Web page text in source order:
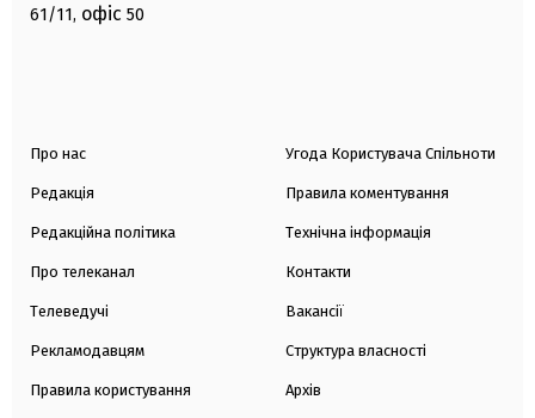
61/11, офіс 50
Про нас
Редакція
Редакційна політика
Про телеканал
Телеведучі
Рекламодавцям
Правила користування
Угода Користувача Спільноти
Правила коментування
Технічна інформація
Контакти
Вакансії
Структура власності
Архів